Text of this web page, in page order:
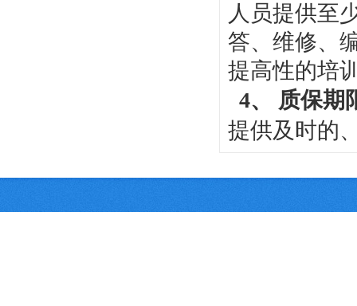
人员提供至
答、维修、
提高性的培
4、 质保期
提供及时的